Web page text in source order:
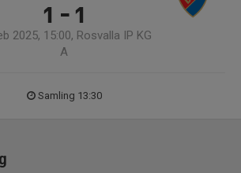
1 - 1
2025, 15:00, Rosvalla IP KG
A
Samling 13:30